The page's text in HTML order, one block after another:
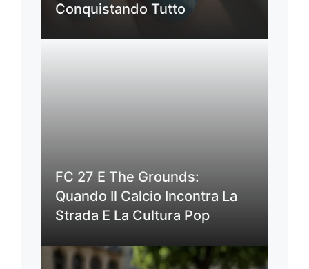
Conquistando Tutto
FC 27 E The Grounds:
Quando Il Calcio Incontra La
Strada E La Cultura Pop